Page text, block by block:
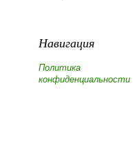
Навигация
Политика
конфиденциальности